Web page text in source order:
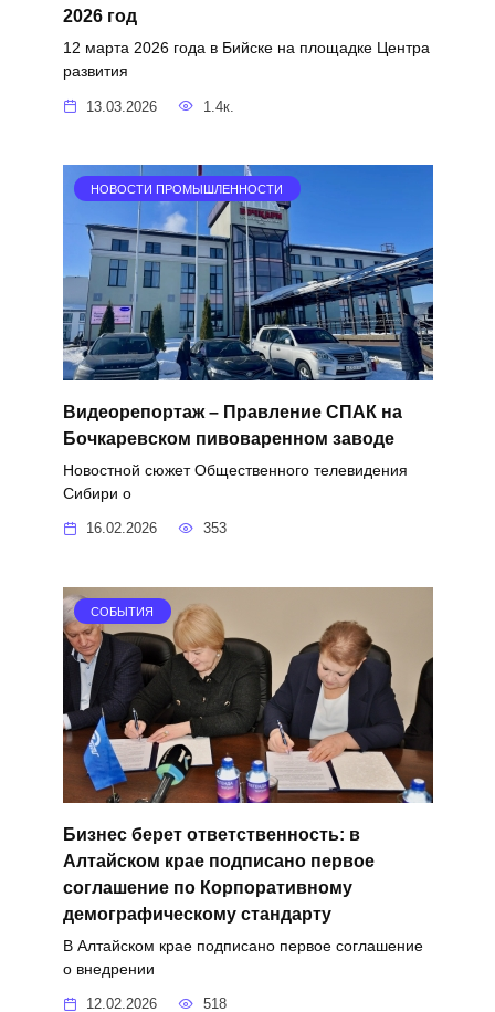
2026 год
12 марта 2026 года в Бийске на площадке Центра
развития
13.03.2026 1.4к.
НОВОСТИ ПРОМЫШЛЕННОСТИ
Видеорепортаж – Правление СПАК на
Бочкаревском пивоваренном заводе
Новостной сюжет Общественного телевидения
Сибири о
16.02.2026 353
СОБЫТИЯ
Бизнес берет ответственность: в
Алтайском крае подписано первое
соглашение по Корпоративному
демографическому стандарту
В Алтайском крае подписано первое соглашение
о внедрении
12.02.2026 518